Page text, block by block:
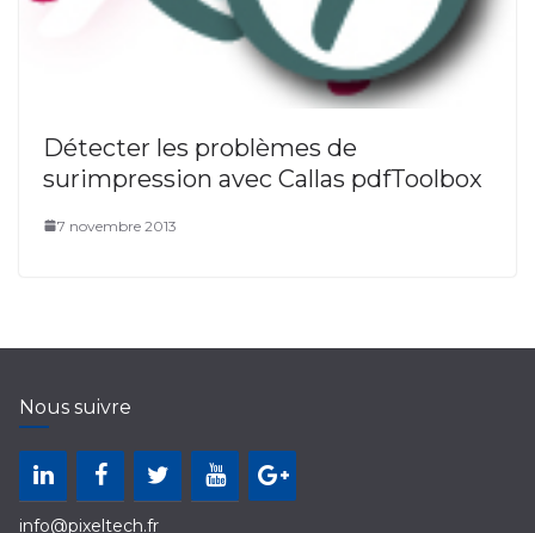
Détecter les problèmes de
surimpression avec Callas pdfToolbox
7 novembre 2013
Nous suivre
info@pixeltech.fr